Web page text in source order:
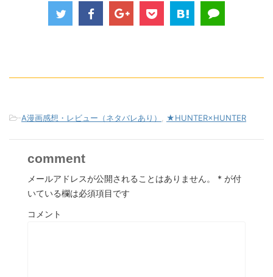
-A漫画感想・レビュー（ネタバレあり） ★HUNTER×HUNTER
comment
メールアドレスが公開されることはありません。 * が付
いている欄は必須項目です
コメント